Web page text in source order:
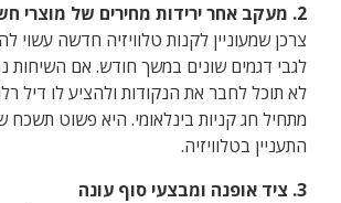
2. מעקב אחר ירידות מחירים של מוצרי חשמל
צרכן שמעוניין לקנות טלוויזיה חדשה עשוי
לגבי דגמים שונים במשך חודש. אם השיחות
לא תוכל לחבר את הנקודות ולהציע לו דיל
מתחיל חג קניות בינלאומי. היא פשוט תשכח
התעניין בטלוויזיה.
3. ציד אופנה ומבצעי סוף עונה